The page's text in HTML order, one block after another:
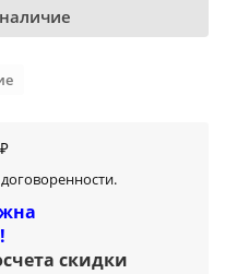
скидки